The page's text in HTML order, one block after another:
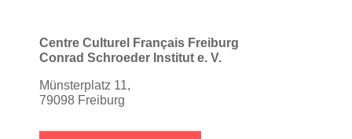
Centre Culturel Français Freiburg
Conrad Schroeder Institut e. V.
Münsterplatz 11,
79098 Freiburg